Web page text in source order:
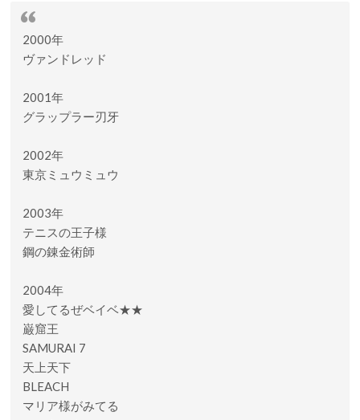
2000年
ヴァンドレッド
2001年
グラップラー刃牙
2002年
東京ミュウミュウ
2003年
テニスの王子様
鋼の錬金術師
2004年
愛してるぜベイベ★★
巌窟王
SAMURAI 7
天上天下
BLEACH
マリア様がみてる